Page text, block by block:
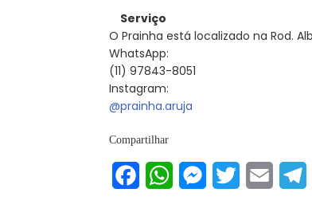
Serviço
O Prainha está localizado na Rod.
WhatsApp:
(11) 97843-8051
Instagram:
@prainha.aruja
Compartilhar
FacebookWhatsAppMessenger
Twitter Email